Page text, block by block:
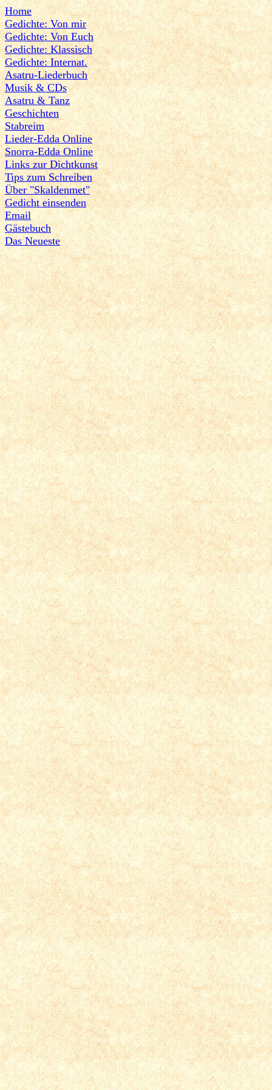
Home
Gedichte: Von mir
Gedichte: Von Euch
Gedichte: Klassisch
Gedichte: Internat.
Asatru-Liederbuch
Musik & CDs
Asatru & Tanz
Geschichten
Stabreim
Lieder-Edda Online
Snorra-Edda Online
Links zur Dichtkunst
Tips zum Schreiben
Über "Skaldenmet"
Gedicht einsenden
Email
Gästebuch
Das Neueste